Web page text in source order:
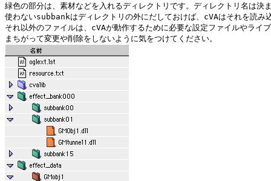
緑色の部分は、素材などを入れるディレクトリです。ディレクトリ名は決
使わないsubbankはディレクトリの外にだしておけば、cVAはそれを読み
それ以外のファイルは、cVAが動作するために必要な設定ファイルやライ